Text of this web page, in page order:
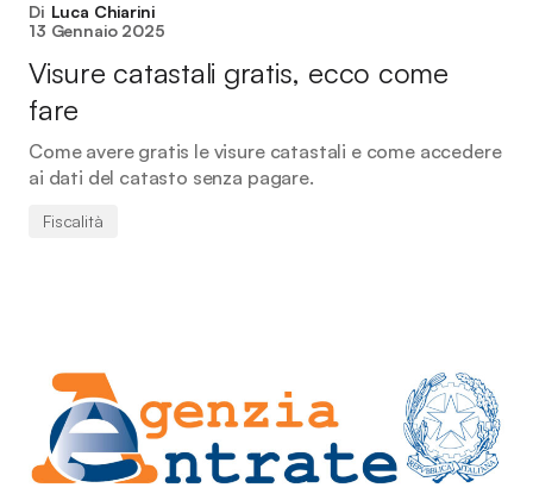
Di Luca Chiarini
13 Gennaio 2025
Visure catastali gratis, ecco come
fare
Come avere gratis le visure catastali e come accedere
ai dati del catasto senza pagare.
Fiscalità